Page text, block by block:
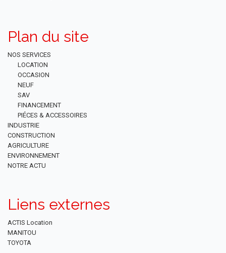
Plan du site
NOS SERVICES
LOCATION
OCCASION
NEUF
SAV
FINANCEMENT
PIÉCES & ACCESSOIRES
INDUSTRIE
CONSTRUCTION
AGRICULTURE
ENVIRONNEMENT
NOTRE ACTU
Liens externes
ACTIS Location
MANITOU
TOYOTA